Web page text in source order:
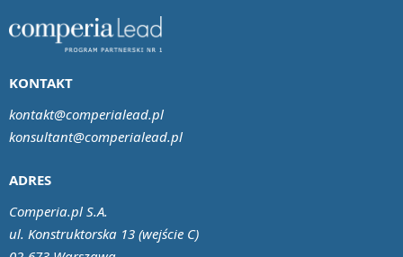
ADRES
Comperia.pl S.A.
ul. Konstruktorska 13 (wejście C)
KONTAKT
kontakt@comperialead.pl
konsultant@comperialead.pl